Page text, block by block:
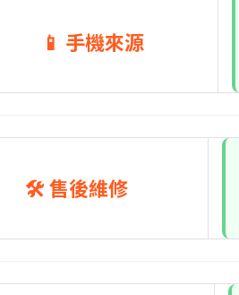
📱 手機來源
🛠️ 售後維修